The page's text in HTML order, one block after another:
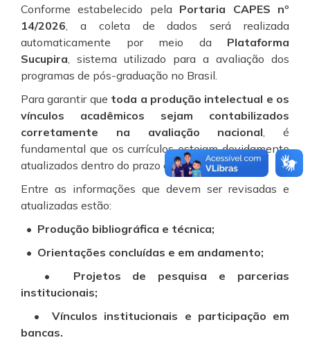
Conforme estabelecido pela Portaria CAPES nº
14/2026 , a coleta de dados será realizada
automaticamente por meio da Plataforma
Sucupira , sistema utilizado para a avaliação dos
programas de pós-graduação no Brasil.
Para garantir que toda a produção intelectual e os
vínculos acadêmicos sejam contabilizados
corretamente na avaliação nacional , é
fundamental que os currículos estejam devidamente
atualizados dentro do prazo estabelecido.
Entre as informações que devem ser revisadas e
atualizadas estão:
• Produção bibliográfica e técnica;
• Orientações concluídas e em andamento;
• Projetos de pesquisa e parcerias
institucionais;
• Vínculos institucionais e participação em
bancas.